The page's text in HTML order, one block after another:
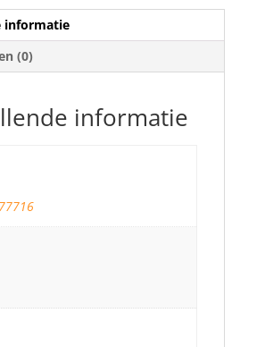
informatie
(0)
informatie